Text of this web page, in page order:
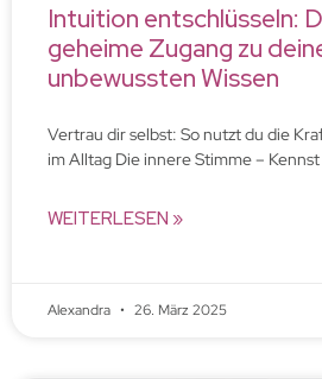
Intuition entschlüsseln:
geheime Zugang zu
unbewussten Wissen
Vertrau dir selbst: So nutzt du die
im Alltag Die innere Stimme –
WEITERLESEN »
Alexandra 26. März 2025